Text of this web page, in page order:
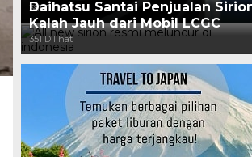
381 Dilihat
Daihatsu Santai Penjualan
Kalah Jauh dari Mobil LCGC
351 Dilihat